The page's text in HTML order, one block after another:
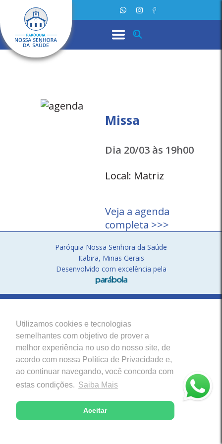
Utilizamos cookies e tecnologias
semelhantes com objetivo de prover a
melhor experiência no uso do nosso site, de
acordo com nossa Política de Privacidade e,
ao continuar navegando, você concorda com
estas condições. Saiba Mais
Aceitar
Missa
Dia 20/03 às 19h00
Local: Matriz
Veja a agenda
completa >>>
Paróquia Nossa Senhora da Saúde
Itabira, Minas Gerais
Desenvolvido com excelência pela